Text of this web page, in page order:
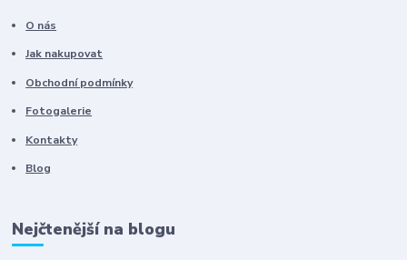
O nás
Jak nakupovat
Obchodní podmínky
Fotogalerie
Kontakty
Blog
Nejčtenější na blogu